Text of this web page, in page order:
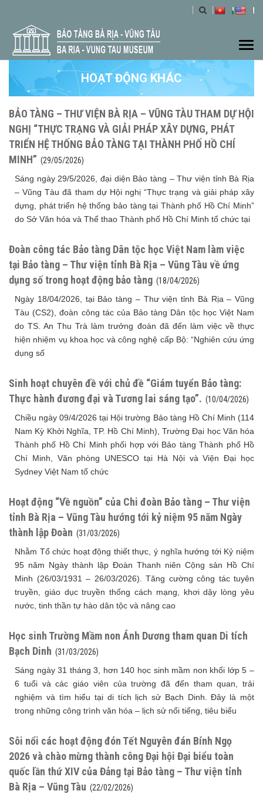
HOẠT ĐỘNG KHÁC
BẢO TÀNG – THƯ VIỆN BÀ RỊA – VŨNG TÀU THAM DỰ HỘI
NGHỊ “THỰC TRẠNG VÀ GIẢI PHÁP XÂY DỰNG, PHÁT
TRIỂN HỆ THỐNG BẢO TÀNG TẠI THÀNH PHỐ HỒ CHÍ
MINH” (29/05/2026)
Sáng ngày 29/5/2026, đại diện Bảo tàng – Thư viện tỉnh Bà Rịa
– Vũng Tàu đã tham dự Hội nghị “Thực trạng và giải pháp xây
dựng, phát triển hệ thống bảo tàng tại Thành phố Hồ Chí Minh”
do Sở Văn hóa và Thể thao Thành phố Hồ Chí Minh tổ chức tại
Đoàn công tác Bảo tàng Dân tộc học Việt Nam làm việc
tại Bảo tàng – Thư viện tỉnh Bà Rịa – Vũng Tàu về ứng
dụng số trong hoạt động bảo tàng (18/04/2026)
Ngày 18/04/2026, tại Bảo tàng – Thư viện tỉnh Bà Rịa – Vũng
Tàu (CS2), đoàn công tác của Bảo tàng Dân tộc học Việt Nam
do TS. An Thu Trà làm trưởng đoàn đã đến làm việc về thực
hiện nhiệm vụ khoa học và công nghệ cấp Bộ: “Nghiên cứu ứng
dụng số
Sinh hoạt chuyên đề với chủ đề “Giám tuyển Bảo tàng:
Thực hành đương đại và Tương lai sáng tạo”. (10/04/2026)
Chiều ngày 09/4/2026 tại Hội trường Bảo tàng Hồ Chí Minh (114
Nam Kỳ Khởi Nghĩa, TP. Hồ Chí Minh), Trường Đại học Văn hóa
Thành phố Hồ Chí Minh phối hợp với Bảo tàng Thành phố Hồ
Chí Minh, Văn phòng UNESCO tại Hà Nội và Viện Đại học
Sydney Việt Nam tổ chức
Hoạt động “Về nguồn” của Chi đoàn Bảo tàng – Thư viện
tỉnh Bà Rịa – Vũng Tàu hướng tới kỷ niệm 95 năm Ngày
thành lập Đoàn (31/03/2026)
Nhằm Tổ chức hoạt động thiết thực, ý nghĩa hướng tới Kỷ niệm
95 năm Ngày thành lập Đoàn Thanh niên Cộng sản Hồ Chí
Minh (26/03/1931 – 26/03/2026). Tăng cường công tác tuyên
truyền, giáo dục truyền thống cách mạng, khơi dậy lòng yêu
nước, tinh thần tự hào dân tộc và nâng cao
Học sinh Trường Mầm non Ánh Dương tham quan Di tích
Bạch Dinh (31/03/2026)
Sáng ngày 31 tháng 3, hơn 140 học sinh mầm non khối lớp 5 –
6 tuổi và các giáo viên của trường đã đến tham quan, trải
nghiệm và tìm hiểu tại di tích lịch sử Bạch Dinh. Đây là một
trong những công trình văn hóa – lịch sử nổi tiếng, tiêu biểu
Sôi nổi các hoạt động đón Tết Nguyên đán Bính Ngọ
2026 và chào mừng thành công Đại hội Đại biểu toàn
quốc lần thứ XIV của Đảng tại Bảo tàng – Thư viện tỉnh
Bà Rịa – Vũng Tàu (22/02/2026)